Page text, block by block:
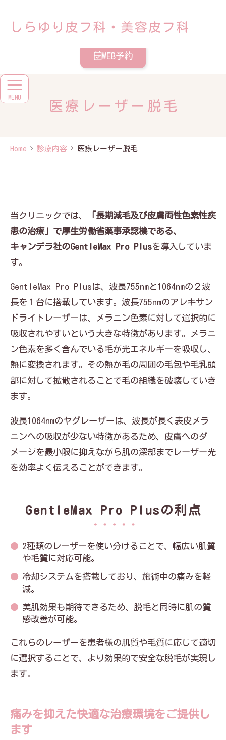
WEB予約
Home 診療内容 医療レーザー脱毛
医療レーザー脱毛
当クリニックでは、
「長期減毛及び皮膚両性色素性疾
患の治療」で厚生労働省薬事承認機である、
キャンデラ社のGentleMax Pro Plusを導入していま
す。
GentleMax Pro Plusは、波長755nmと1064nmの２波
長を１台に搭載しています。波長755nmのアレキサン
ドライトレーザーは、メラニン色素に対して選択的に
吸収されやすいという大きな特徴があります。メラニ
ン色素を多く含んでいる毛が光エネルギーを吸収し、
熱に変換されます。その熱が毛の周囲の毛包や毛乳頭
部に対して拡散されることで毛の組織を破壊していき
ます。
波長1064nmのヤグレーザーは、波長が長く表皮メラ
ニンへの吸収が少ない特徴があるため、皮膚へのダ
メージを最小限に抑えながら肌の深部までレーザー光
を効率よく伝えることができます。
GentleMax Pro Plusの利点
2種類のレーザーを使い分けることで、幅広い肌質
や毛質に対応可能。
冷却システムを搭載しており、施術中の痛みを軽
減。
美肌効果も期待できるため、脱毛と同時に肌の質
感改善が可能。
これらのレーザーを患者様の肌質や毛質に応じて適切
に選択することで、より効果的で安全な脱毛が実現し
ます。
痛みを抑えた快適な治療環境をご提供し
ます